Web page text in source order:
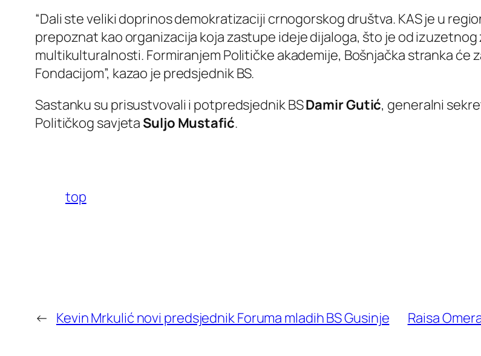
“Dali ste veliki doprinos demokratizaciji crnogorskog društva. KAS je u
prepoznat kao organizacija koja zastupe ideje dijaloga, što je od
multikulturalnosti. Formiranjem Političke akademije, Bošnjačka stranka će
Fondacijom”, kazao je predsjednik BS.
Sastanku su prisustvovali i potpredsjednik BSDamir Gutić, generalni
Političkog savjeta Suljo Mustafić.
top
← Kevin Mrkulić novi predsjednik Foruma mladih BS Gusinje Raisa